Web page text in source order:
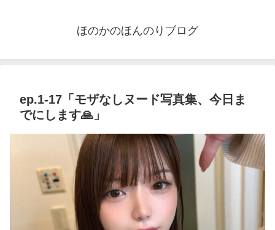
ほのかのほんのりブログ
ep.1-17「モザなしヌード写真集、今日ま
でにします🙏」